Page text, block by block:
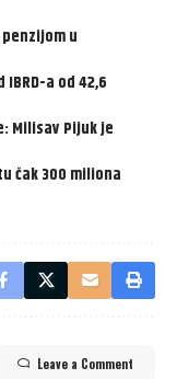
u
a od 42,6
Milisav Pijuk je
čak 300 miliona
Leave a Comment